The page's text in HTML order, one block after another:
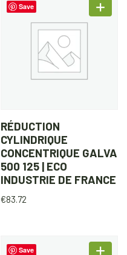
Save
RÉDUCTION
CYLINDRIQUE
CONCENTRIQUE GALVA
500 125 | ECO
INDUSTRIE DE FRANCE
€83.72
Save